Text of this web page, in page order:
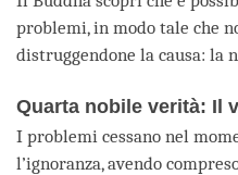
problemi, in modo tale che
distruggendone la causa: la
Quarta nobile verità: Il
I problemi cessano nel
l’ignoranza, avendo